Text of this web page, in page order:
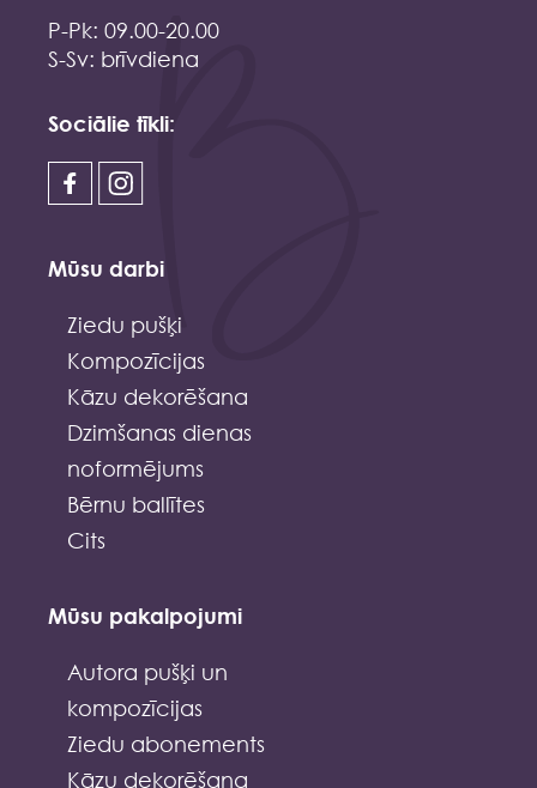
P-Pk: 09.00-20.00
S-Sv: brīvdiena
Sociālie tīkli:
Mūsu darbi
Ziedu pušķi
Kompozīcijas
Kāzu dekorēšana
Dzimšanas dienas
noformējums
Bērnu ballītes
Cits
Mūsu pakalpojumi
Autora pušķi un
kompozīcijas
Ziedu abonements
Kāzu dekorēšana